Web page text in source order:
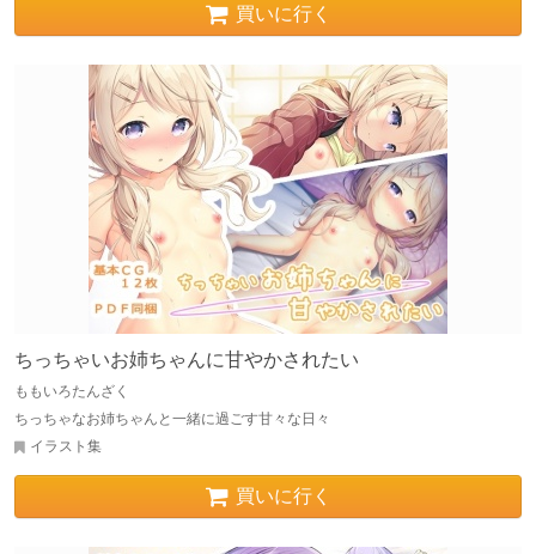
買いに行く
ちっちゃいお姉ちゃんに甘やかされたい
ももいろたんざく
ちっちゃなお姉ちゃんと一緒に過ごす甘々な日々
イラスト集
買いに行く